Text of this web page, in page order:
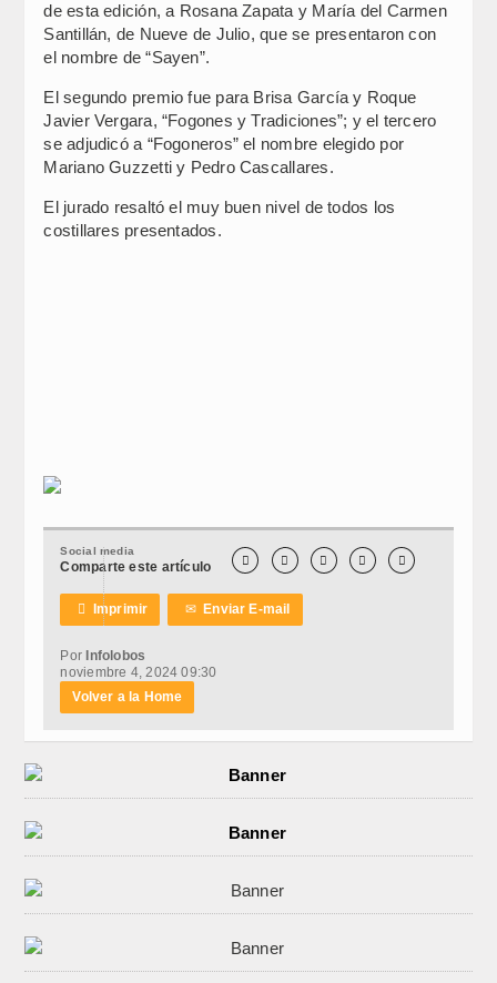
de esta edición, a Rosana Zapata y María del Carmen
Santillán, de Nueve de Julio, que se presentaron con
el nombre de “Sayen”.
El segundo premio fue para Brisa García y Roque
Javier Vergara, “Fogones y Tradiciones”; y el tercero
se adjudicó a “Fogoneros” el nombre elegido por
Mariano Guzzetti y Pedro Cascallares.
El jurado resaltó el muy buen nivel de todos los
costillares presentados.
Social media
Comparte este artículo     
 Imprimir ✉Enviar E-mail
Por Infolobos
noviembre 4, 2024 09:30
Volver a la Home